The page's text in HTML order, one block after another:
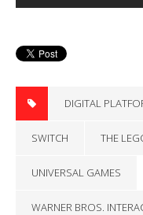
DIGITAL
SWITCH THE
UNIVERSAL GAMES
WARNER BROS.